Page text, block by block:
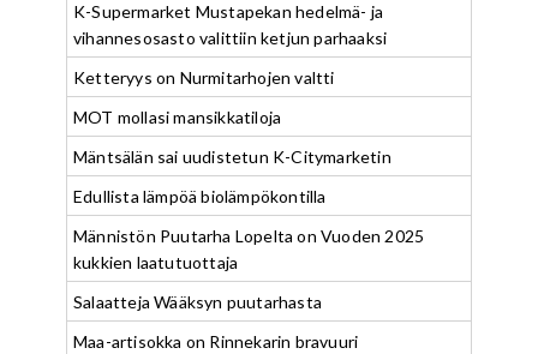
K-Supermarket Mustapekan hedelmä- ja
vihannesosasto valittiin ketjun parhaaksi
Ketteryys on Nurmitarhojen valtti
MOT mollasi mansikkatiloja
Mäntsälän sai uudistetun K-Citymarketin
Edullista lämpöä biolämpökontilla
Männistön Puutarha Lopelta on Vuoden 2025
kukkien laatutuottaja
Salaatteja Wääksyn puutarhasta
Maa-artisokka on Rinnekarin bravuuri